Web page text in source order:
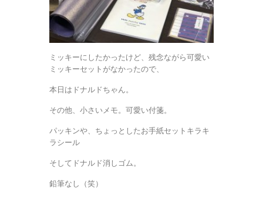
ミッキーにしたかったけど、残念ながら可愛い
ミッキーセットがなかったので、
本日はドナルドちゃん。
その他、小さいメモ。可愛い付箋。
パッキンや、ちょっとしたお手紙セットキラキ
ラシール
そしてドナルド消しゴム。
鉛筆なし（笑）